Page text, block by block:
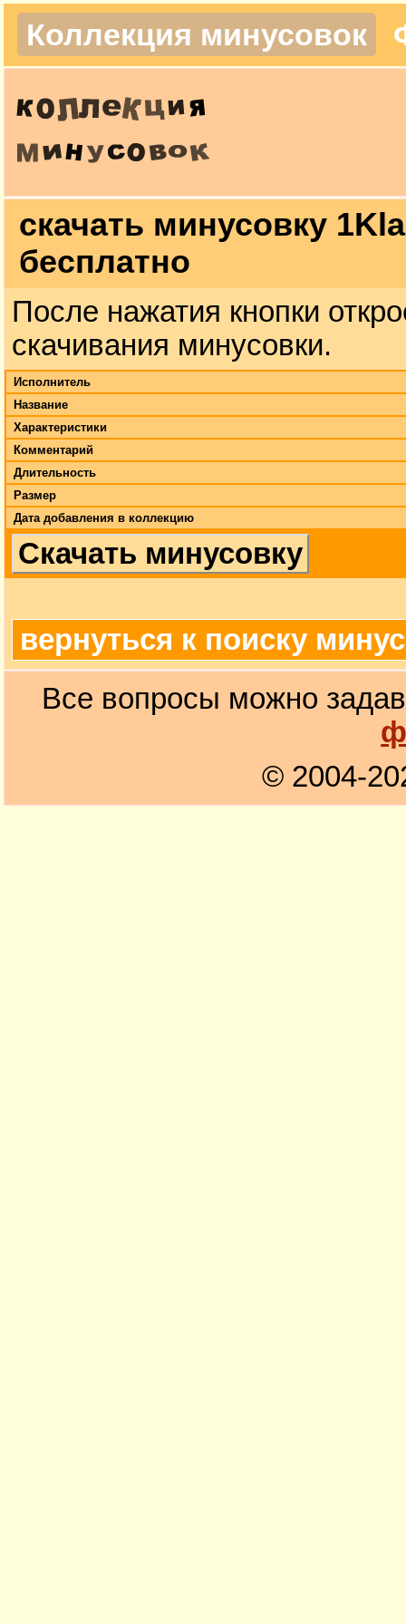
Коллекция минусовок
скачать минусовку
бесплатно
После нажатия кнопки
скачивания минусовки.
Исполнитель
Название
Характеристики
Комментарий
Длительность
Размер
Дата добавления в коллекцию
Скачать минусовку
вернуться к поиску
Все вопросы можно
© 2004-